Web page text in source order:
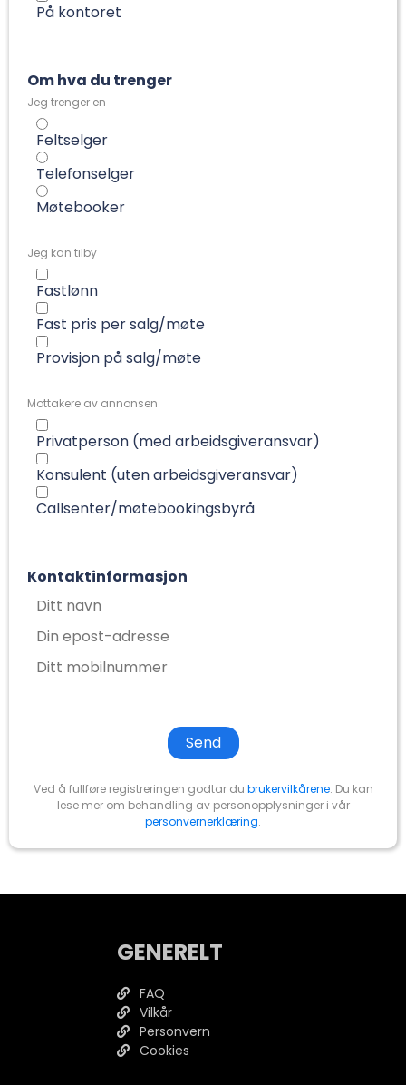
På kontoret
Om hva du trenger
Jeg trenger en
Feltselger
Telefonselger
Møtebooker
Jeg kan tilby
Fastlønn
Fast pris per salg/møte
Provisjon på salg/møte
Mottakere av annonsen
Privatperson (med arbeidsgiveransvar)
Konsulent (uten arbeidsgiveransvar)
Callsenter/møtebookingsbyrå
Kontaktinformasjon
Ved å fullføre registreringen godtar du brukervilkårene. Du kan
lese mer om behandling av personopplysninger i vår
personvernerklæring.
GENERELT
FAQ
Vilkår
Personvern
Cookies